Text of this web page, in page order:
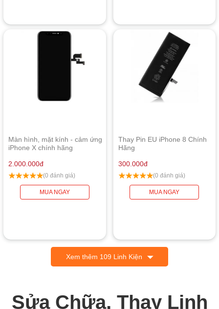
Màn hình, mặt kính - cảm ứng
iPhone X chính hãng
2.000.000đ
(0 đánh giá)
MUA NGAY
Thay Pin EU iPhone 8 Chính
Hãng
300.000đ
(0 đánh giá)
MUA NGAY
Xem thêm 109 Linh Kiện
Sửa Chữa, Thay Linh